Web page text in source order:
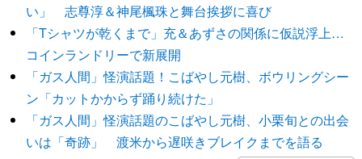
い」 志尊淳＆神尾楓珠と舞台挨拶に喜び
「Tシャツが乾くまで」充＆あずさの関係に仮説浮上…
コインランドリーで新展開
「ガス人間」怪演話題！こばやし元樹、ボウリングシー
ン「カットかからず踊り続けた」
「ガス人間」怪演話題のこばやし元樹、小栗旬との出会
いは「奇跡」 渡米から遅咲きブレイクまでを語る